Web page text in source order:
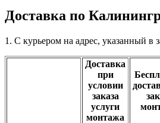
Доставка по
1. С курьером на адрес, указанный в
Доставка
при
условии
заказа
услуги
монтажа